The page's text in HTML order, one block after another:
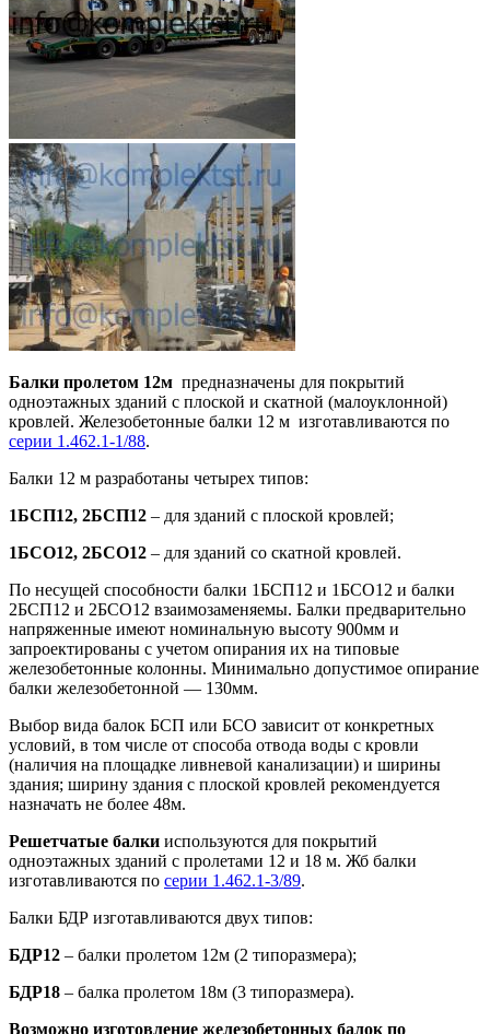
Балки пролетом 12м предназначены для покрытий
одноэтажных зданий с плоской и скатной (малоуклонной)
кровлей. Железобетонные балки 12 м изготавливаются по
серии 1.462.1-1/88.
Балки 12 м разработаны четырех типов:
1БСП12, 2БСП12 – для зданий с плоской кровлей;
1БСО12, 2БСО12 – для зданий со скатной кровлей.
По несущей способности балки 1БСП12 и 1БСО12 и балки
2БСП12 и 2БСО12 взаимозаменяемы. Балки предварительно
напряженные имеют номинальную высоту 900мм и
запроектированы с учетом опирания их на типовые
железобетонные колонны. Минимально допустимое опирание
балки железобетонной — 130мм.
Выбор вида балок БСП или БСО зависит от конкретных
условий, в том числе от способа отвода воды с кровли
(наличия на площадке ливневой канализации) и ширины
здания; ширину здания с плоской кровлей рекомендуется
назначать не более 48м.
Решетчатые балки используются для покрытий
одноэтажных зданий с пролетами 12 и 18 м. Жб балки
изготавливаются по серии 1.462.1-3/89.
Балки БДР изготавливаются двух типов:
БДР12 – балки пролетом 12м (2 типоразмера);
БДР18 – балка пролетом 18м (3 типоразмера).
Возможно изготовление железобетонных балок по